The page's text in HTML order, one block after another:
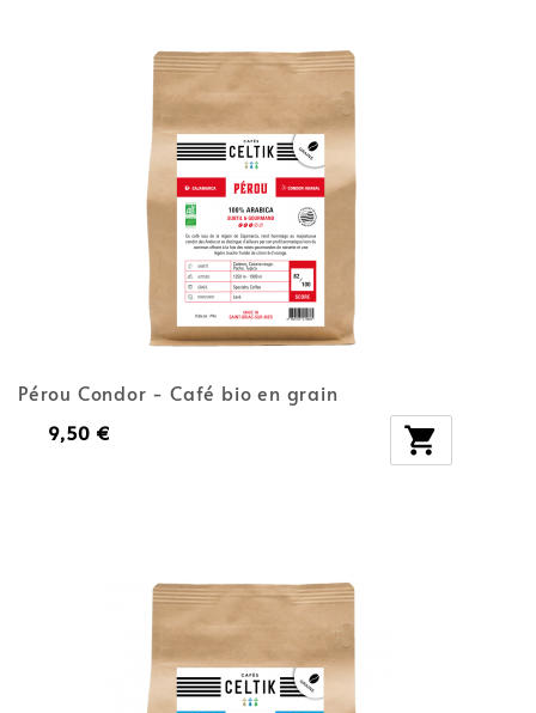
Pérou Condor - Café bio en grain
9,50 € 